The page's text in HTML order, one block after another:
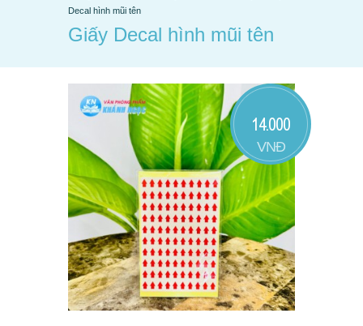
Decal hình mũi tên
Giấy Decal hình mũi tên
14.000
VNĐ